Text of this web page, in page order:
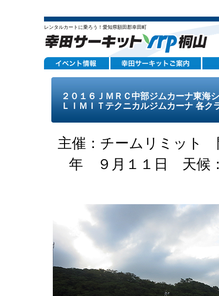
レンタルカートに乗ろう！愛知県額田郡幸田町
２０１６ＪＭＲＣ中部ジムカーナ東海
ＬＩＭＩＴテクニカルジムカーナ 各ク
主催：チームリミット
年 ９月１１日 天候